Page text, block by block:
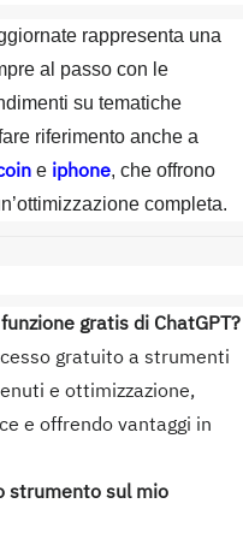
rappresenta una
al passo con le
su tematiche
riferimento anche a
e iphone, che offrono
completa.
gratis di ChatGPT?
gratuito a strumenti
e ottimizzazione,
e offrendo vantaggi in
strumento sul mio